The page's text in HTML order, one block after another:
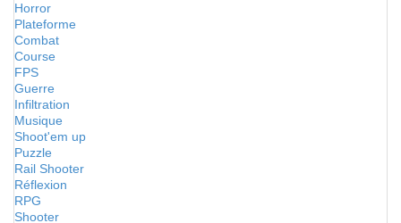
Horror
Plateforme
Combat
Course
FPS
Guerre
Infiltration
Musique
Shoot'em up
Puzzle
Rail Shooter
Réflexion
RPG
Shooter